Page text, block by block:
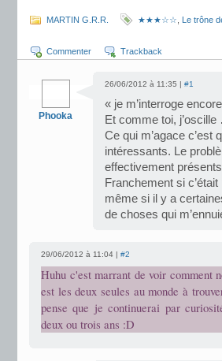
MARTIN G.R.R. ★★★☆☆ Le trône
Commenter Trackback
Phooka
26/06/2012 à 11:35 | #1
« je m’interroge
Et comme toi,
Ce qui m’agace c’est
intéressants. Le
effectivement
Franchement si
même si il y a
de choses qui
29/06/2012 à 11:04 | #2
Huhu c'est marrant de voir comment
est les deux seules au monde à
pense que je continuerai par
deux ou trois ans :D